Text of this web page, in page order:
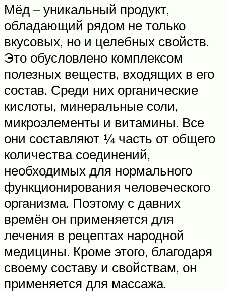
Мёд – уникальный продукт,
обладающий рядом не только
вкусовых, но и целебных свойств.
Это обусловлено комплексом
полезных веществ, входящих в его
состав. Среди них органические
кислоты, минеральные соли,
микроэлементы и витамины. Все
они составляют ¼ часть от общего
количества соединений,
необходимых для нормального
функционирования человеческого
организма. Поэтому с давних
времён он применяется для
лечения в рецептах народной
медицины. Кроме этого, благодаря
своему составу и свойствам, он
применяется для массажа.